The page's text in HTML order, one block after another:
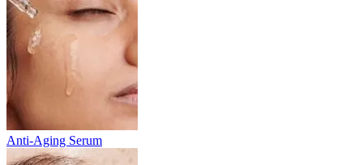
Anti-Aging Serum